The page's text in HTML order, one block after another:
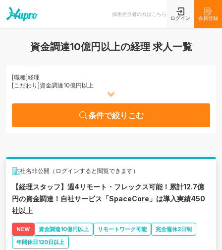
採用担当者の方はこちら
ログイン 会員登録
資金調達10億円以上の経理 求人一覧
[職種]経理
[こだわり] 資金調達10億円以上
条件で絞りこむ
社名非公開（ログインすると閲覧できます）
【経理スタッフ】週4リモート・フレックス可能！累計12.7億
円の資金調達！自社サービス「SpaceCore」は導入実績450
社以上
NEW 資金調達10億円以上 リモートワーク可能
完全週休2日制
年間休日120日以上